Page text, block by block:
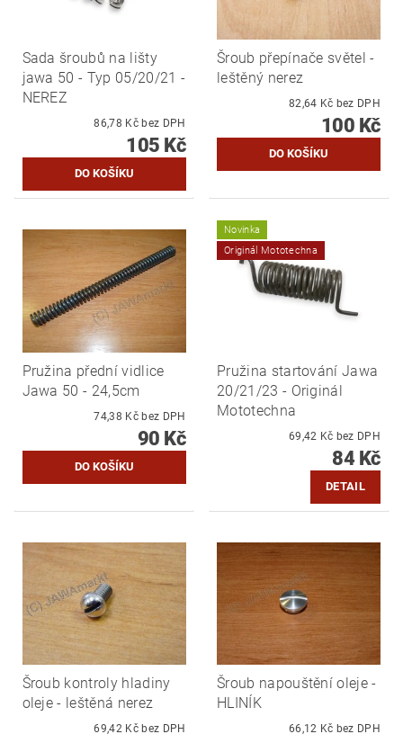
Sada šroubů na lišty
jawa 50 - Typ 05/20/21 -
NEREZ
86,78 Kč bez DPH
105 Kč
Šroub přepínače světel -
leštěný nerez
82,64 Kč bez DPH
100 Kč
Pružina přední vidlice
Jawa 50 - 24,5cm
74,38 Kč bez DPH
90 Kč
Novinka
Originál Mototechna
Pružina startování Jawa
20/21/23 - Originál
Mototechna
69,42 Kč bez DPH
84 Kč
DETAIL
Šroub kontroly hladiny
oleje - leštěná nerez
69,42 Kč bez DPH
Šroub napouštění oleje -
HLINÍK
66,12 Kč bez DPH